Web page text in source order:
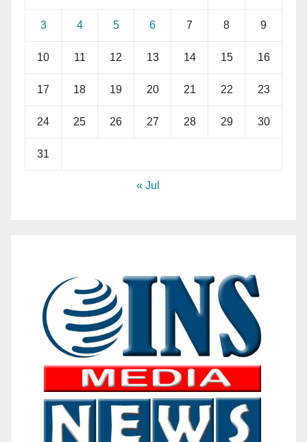
3 4 5 6 7 8 9
10 11 12 13 14 15 16
17 18 19 20 21 22 23
24 25 26 27 28 29 30
31
« Jul